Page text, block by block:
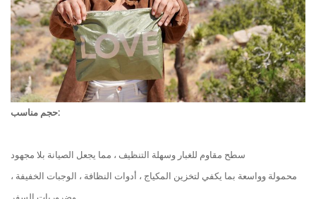
حجم مناسب:
سطح مقاوم للغبار وسهلة التنظيف ، مما يجعل الصيانة بلا مجهود
محمولة وواسعة بما يكفي لتخزين المكياج ، أدوات النظافة ، الوجبات الخفيفة ،